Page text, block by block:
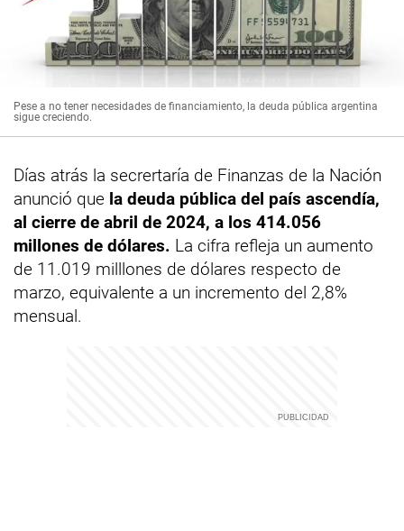
Pese a no tener necesidades de financiamiento, la deuda pública argentina
sigue creciendo.
Días atrás la secrertaría de Finanzas de la Nación
anunció que la deuda pública del país ascendía,
al cierre de abril de 2024, a los 414.056
millones de dólares. La cifra refleja un aumento
de 11.019 milllones de dólares respecto de
marzo, equivalente a un incremento del 2,8%
mensual.